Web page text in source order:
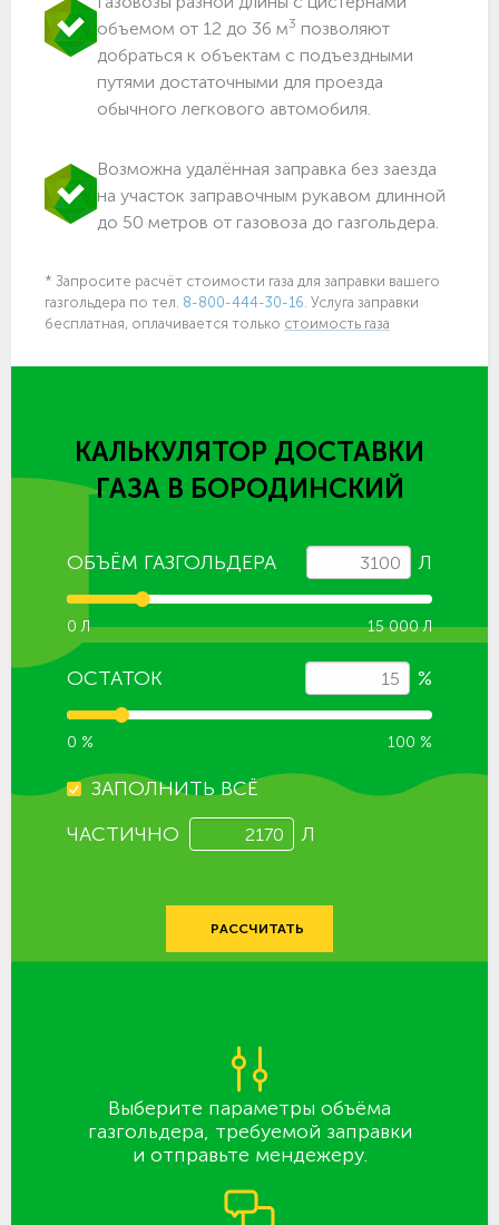
объемом от 12 до 36 м3 позволяют
добраться к объектам c подъездными
путями достаточными для проезда
обычного легкового автомобиля.
Возможна удалённая заправка без заезда
на участок заправочным рукавом длинной
до 50 метров от газовоза до газгольдера.
* Запросите расчёт стоимости газа для заправки вашего
газгольдера по тел. 8-800-444-30-16. Услуга заправки
бесплатная, оплачивается только стоимость газа
КАЛЬКУЛЯТОР ДОСТАВКИ
ГАЗА В БОРОДИНСКИЙ
ОБЪЁМ ГАЗГОЛЬДЕРА Л
0 Л 15 000 Л
ОСТАТОК %
0 % 100 %
ЗАПОЛНИТЬ ВСЁ
ЧАСТИЧНО
Л
РАССЧИТАТЬ
Выберите параметры объёма
газгольдера, требуемой заправки
и отправьте мендежеру.